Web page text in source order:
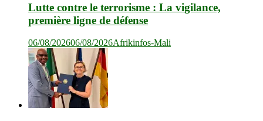
Lutte contre le terrorisme : La vigilance,
première ligne de défense
06/08/202606/08/2026Afrikinfos-Mali